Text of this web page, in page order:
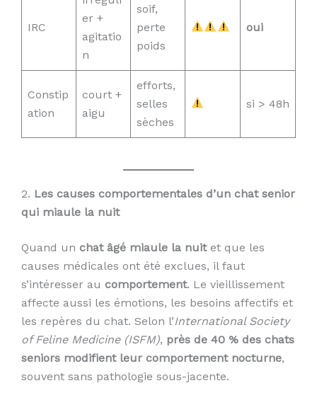
IRC
er +
agitatio
n
soif,
perte
poids
oui
Constip
ation
court +
aigu
efforts,
selles
sèches
si > 48h
2. Les causes comportementales d’un chat senior
qui miaule la nuit
Quand un chat âgé miaule la nuitet que les
causes médicales ont été exclues, il faut
s’intéresser au comportement. Le vieillissement
affecte aussi les émotions, les besoins affectifs et
les repères du chat. Selon l’International Society
of Feline Medicine (ISFM), près de 40 % des chats
seniors modifient leur comportement nocturne,
souvent sans pathologie sous-jacente.